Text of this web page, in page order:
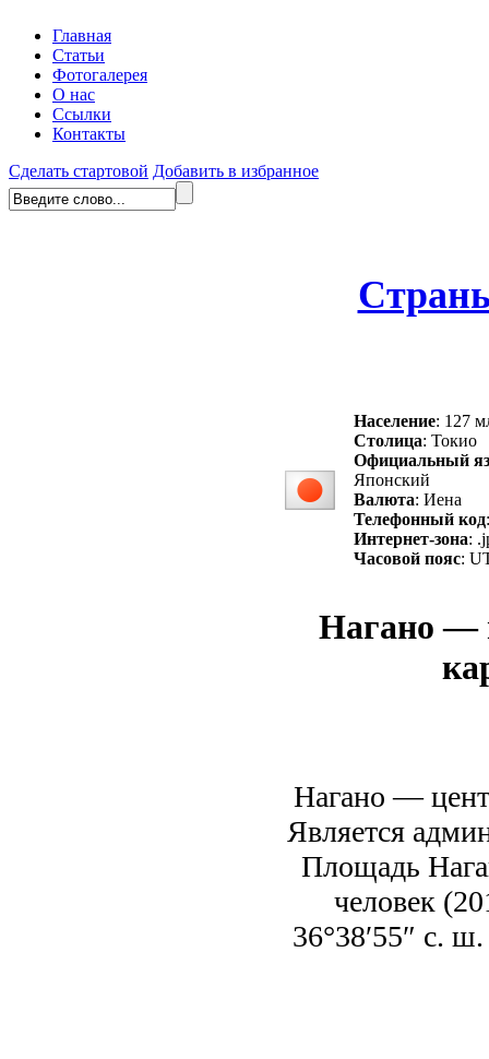
Главная
Статьи
Фотогалерея
О нас
Ссылки
Контакты
Сделать стартовой Добавить в избранное
Население: 127
Столица: Токио
Официальный
Японский
Валюта: Иена
Телефонный код
Интернет-зона:
Часовой пояс:
Нагано —
Нагано —
Является
Площадь
человек
36°38′55″ с.